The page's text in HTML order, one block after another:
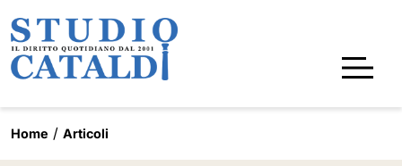
Home Articoli